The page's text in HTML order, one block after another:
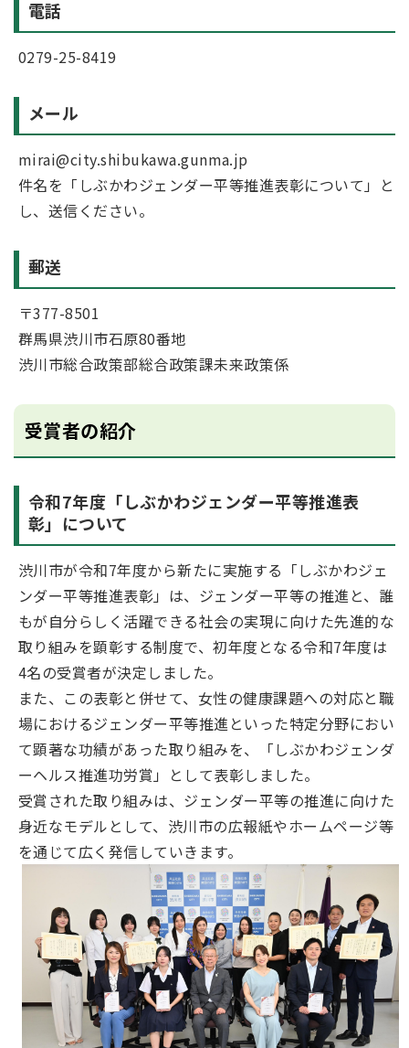
電話
0279-25-8419
メール
mirai@city.shibukawa.gunma.jp
件名を「しぶかわジェンダー平等推進表彰について」と
し、送信ください。
郵送
〒377-8501
群馬県渋川市石原80番地
渋川市総合政策部総合政策課未来政策係
受賞者の紹介
令和7年度「しぶかわジェンダー平等推進表
彰」について
渋川市が令和7年度から新たに実施する「しぶかわジェ
ンダー平等推進表彰」は、ジェンダー平等の推進と、誰
もが自分らしく活躍できる社会の実現に向けた先進的な
取り組みを顕彰する制度で、初年度となる令和7年度は
4名の受賞者が決定しました。
また、この表彰と併せて、女性の健康課題への対応と職
場におけるジェンダー平等推進といった特定分野におい
て顕著な功績があった取り組みを、「しぶかわジェンダ
ーヘルス推進功労賞」として表彰しました。
受賞された取り組みは、ジェンダー平等の推進に向けた
身近なモデルとして、渋川市の広報紙やホームページ等
を通じて広く発信していきます。